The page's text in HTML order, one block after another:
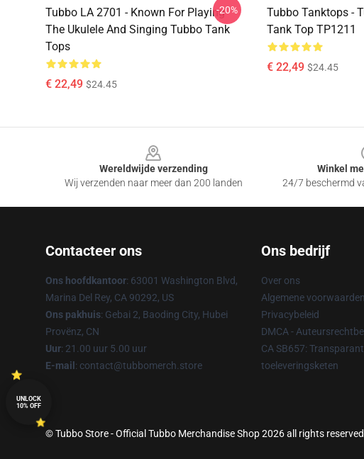
Tubbo LA 2701 - Known For Playing
The Ukulele And Singing Tubbo Tank
Tops
€ 22,49 $24.45
-20%
Tubbo Tanktops -
Tank Top TP1211
€ 22,49 $24.45
Wereldwijde verzending
Wij verzenden naar meer dan 200 landen
Winkel
24/7 beschermd
Contacteer ons
Ons hoofdkantoor: 63001 Washington Blvd,
Marina Del Rey, CA 90292, US
Ons pakhuis: Gebai 2, Baoding City, Hubei
Provënz, CN
Uur: 21.00 uur 5.00 uur
E-mail : contact@tubbomerch.store
Ons bedrijf
Over ons
Algemene voorwaarden
Privacybeleid
DMCA -
CA SB657:
toeleveringsketen
© Tubbo Store - Official Tubbo Merchandise Shop 2026 all rights reserved
UNLOCK
10% OFF